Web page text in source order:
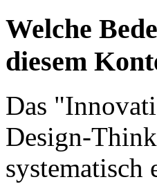
Welche
diesem
Das
Design-
systematisch